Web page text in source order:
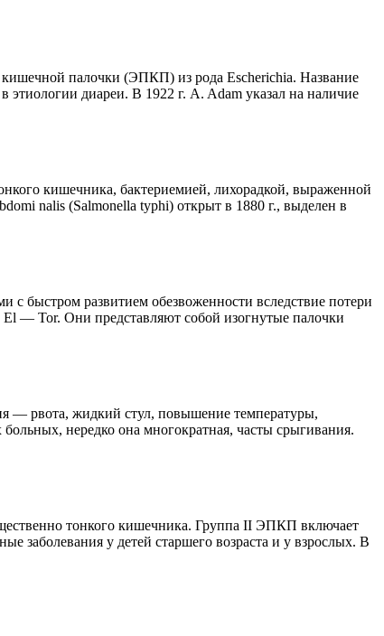
палочки (ЭПКП) из рода Escherichia. Название
диареи. В 1922 г. A. Adam указал на наличие
кишечника, бактериемией, лихорадкой, выраженной
nalis (Salmonella typhi) открыт в 1880 г., выделен в
быстром развитием обезвоженности вследствие потери
— Tor. Они представляют собой изогнутые палочки
— рвота, жидкий стул, повышение температуры,
нередко она многократная, часты срыгивания.
тонкого кишечника. Группа II ЭПКП включает
заболевания у детей старшего возраста и у взрослых. В